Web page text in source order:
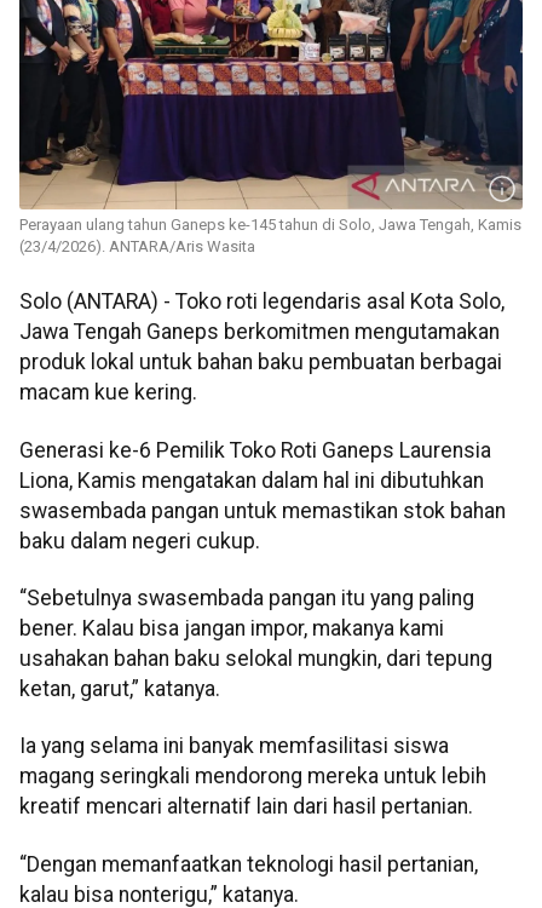
Perayaan ulang tahun Ganeps ke-145 tahun di Solo, Jawa Tengah, Kamis
(23/4/2026). ANTARA/Aris Wasita
Solo (ANTARA) - Toko roti legendaris asal Kota Solo,
Jawa Tengah Ganeps berkomitmen mengutamakan
produk lokal untuk bahan baku pembuatan berbagai
macam kue kering.
Generasi ke-6 Pemilik Toko Roti Ganeps Laurensia
Liona, Kamis mengatakan dalam hal ini dibutuhkan
swasembada pangan untuk memastikan stok bahan
baku dalam negeri cukup.
“Sebetulnya swasembada pangan itu yang paling
bener. Kalau bisa jangan impor, makanya kami
usahakan bahan baku selokal mungkin, dari tepung
ketan, garut,” katanya.
Ia yang selama ini banyak memfasilitasi siswa
magang seringkali mendorong mereka untuk lebih
kreatif mencari alternatif lain dari hasil pertanian.
“Dengan memanfaatkan teknologi hasil pertanian,
kalau bisa nonterigu,” katanya.